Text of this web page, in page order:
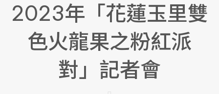
2023年「花蓮玉里雙
色火龍果之粉紅派
對」記者會